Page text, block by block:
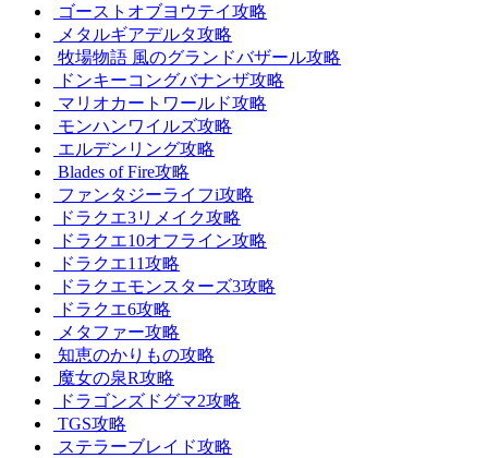
ゴーストオブヨウテイ攻略
メタルギアデルタ攻略
牧場物語 風のグランドバザール攻略
ドンキーコングバナンザ攻略
マリオカートワールド攻略
モンハンワイルズ攻略
エルデンリング攻略
Blades of Fire攻略
ファンタジーライフi攻略
ドラクエ3リメイク攻略
ドラクエ10オフライン攻略
ドラクエ11攻略
ドラクエモンスターズ3攻略
ドラクエ6攻略
メタファー攻略
知恵のかりもの攻略
魔女の泉R攻略
ドラゴンズドグマ2攻略
TGS攻略
ステラーブレイド攻略